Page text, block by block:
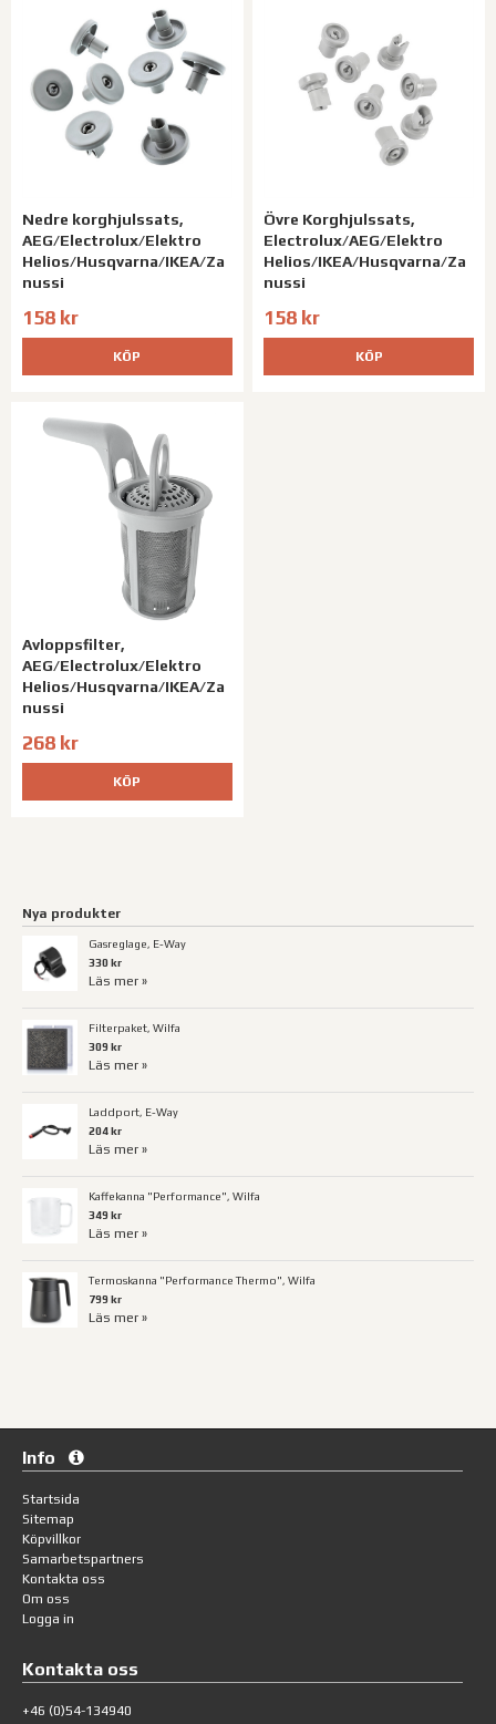
Nedre korghjulssats,
AEG/Electrolux/Elektro
Helios/Husqvarna/IKEA/Za
nussi
158 kr
KÖP
Övre Korghjulssats,
Electrolux/AEG/Elektro
Helios/IKEA/Husqvarna/Za
nussi
158 kr
KÖP
Avloppsfilter,
AEG/Electrolux/Elektro
Helios/Husqvarna/IKEA/Za
nussi
268 kr
KÖP
Nya produkter
Gasreglage, E-Way
330 kr
Läs mer »
Filterpaket, Wilfa
309 kr
Läs mer »
Laddport, E-Way
204 kr
Läs mer »
Kaffekanna "Performance", Wilfa
349 kr
Läs mer »
Termoskanna "Performance Thermo", Wilfa
799 kr
Läs mer »
Info
Startsida
Sitemap
Köpvillkor
Samarbetspartners
Kontakta oss
Om oss
Logga in
Kontakta oss
+46 (0)54-134940